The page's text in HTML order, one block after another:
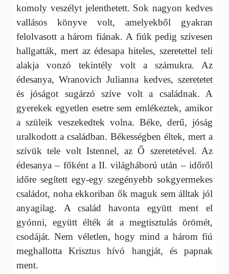
komoly veszélyt jelenthetett. Sok nagyon kedves
vallásos könyve volt, amelyekből gyakran
felolvasott a három fiának. A fiúk pedig szívesen
hallgatták, mert az édesapa hiteles, szeretettel teli
alakja vonzó tekintély volt a számukra. Az
édesanya, Wranovich Julianna kedves, szeretetet
és jóságot sugárzó szíve volt a családnak. A
gyerekek egyetlen esetre sem emlékeztek, amikor
a szüleik veszekedtek volna. Béke, derű, jóság
uralkodott a családban. Békességben éltek, mert a
szívük tele volt Istennel, az Ő szeretetével. Az
édesanya – főként a II. világháború után – időről
időre segített egy-egy szegényebb sokgyermekes
családot, noha ekkoriban ők maguk sem álltak jól
anyagilag. A család havonta együtt ment el
gyónni, együtt élték át a megtisztulás örömét,
csodáját. Nem véletlen, hogy mind a három fiú
meghallotta Krisztus hívó hangját, és papnak
ment.